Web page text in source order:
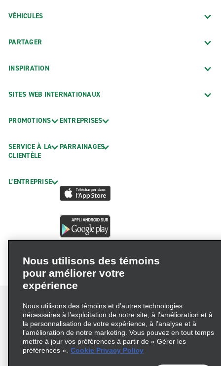
VÉHICULES
PARTAGER
INSPIRATION
SITES WEB INTERNATIONAUX
PROMOTIONS
SERVICE À LA
CLIENTÈLE
L’ENTREPRISE
ENTREPRISES
PARRAINAGES
Conditions d’utilisation
Politique de confidentialité
Politique sur les fichiers témoins
Nous utilisons des témoins
pour améliorer votre
expérience
Nous utilisons des témoins et d’autres technologies
nécessaires à l’exploitation de notre site, à l’amélioration et à
la personnalisation de votre expérience, à l’analyse et à
l’amélioration de notre marketing. Vous pouvez en tout temps
mettre à jour vos préférences à partir de « Gérer les
préférences ». Cookie Privacy Policy